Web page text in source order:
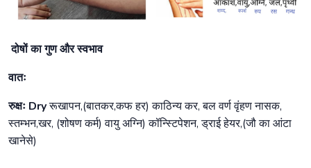
दोषों का गुण और स्वभाव
वातः
रुक्षः Dryरूखापन,(बातकर,कफ हर) काठिन्य कर, बल वर्ण वृंहण नासक,
स्तम्भन,खर, (शोषण कर्म) वायु अग्नि) कॉन्स्टिपेशन, ड्राई हेयर,(जौ का आंटा
खानेसे)